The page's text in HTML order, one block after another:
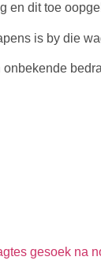
en dit toe
is by die
onbekende
gesoek na